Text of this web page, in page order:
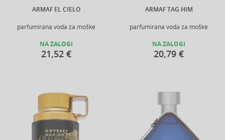
ARMAF EL CIELO
parfumirana voda za moške
NA ZALOGI
21,52 €
ARMAF TAG HIM
parfumirana voda za moške
NA ZALOGI
20,79 €